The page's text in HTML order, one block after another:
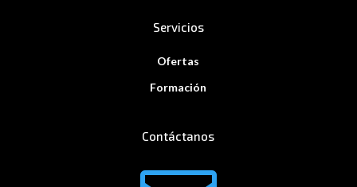
Servicios
Ofertas
Formación
Contáctanos